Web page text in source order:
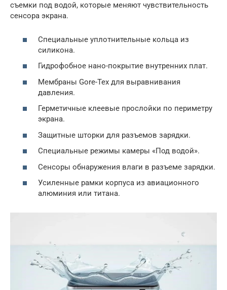
съемки под водой, которые меняют чувствительность
сенсора экрана.
Специальные уплотнительные кольца из
силикона.
Гидрофобное нано-покрытие внутренних плат.
Мембраны Gore-Tex для выравнивания
давления.
Герметичные клеевые прослойки по периметру
экрана.
Защитные шторки для разъемов зарядки.
Специальные режимы камеры «Под водой».
Сенсоры обнаружения влаги в разъеме зарядки.
Усиленные рамки корпуса из авиационного
алюминия или титана.